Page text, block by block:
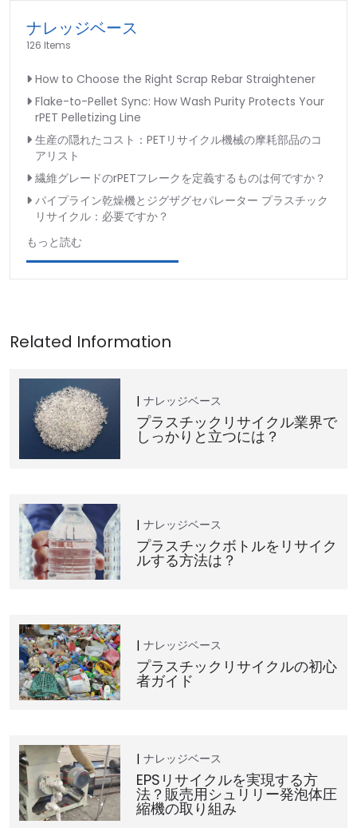
ナレッジベース
126 Items
How to Choose the Right Scrap Rebar Straightener
Flake-to-Pellet Sync: How Wash Purity Protects Your
rPET Pelletizing Line
生産の隠れたコスト：PETリサイクル機械の摩耗部品のコ
アリスト
繊維グレードのrPETフレークを定義するものは何ですか？
パイプライン乾燥機とジグザグセパレーター プラスチック
リサイクル：必要ですか？
もっと読む
ナレッジベース
プラスチックリサイクル業界で
しっかりと立つには？
ナレッジベース
プラスチックボトルをリサイク
ルする方法は？
ナレッジベース
プラスチックリサイクルの初心
者ガイド
ナレッジベース
EPSリサイクルを実現する方
法？販売用シュリリー発泡体圧
縮機の取り組み